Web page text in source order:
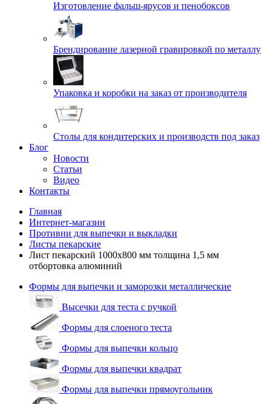
Изготовление фальш-ярусов и пенобоксов
Брендирование лазерной гравировкой по металлу
Упаковка и коробки на заказ от производителя
Cтолы для кондитерских и производств под заказ
Блог
Новости
Статьи
Видео
Контакты
Главная
Интернет-магазин
Противни для выпечки и выкладки
Листы пекарские
Лист пекарский 1000х800 мм толщина 1,5 мм
отбортовка алюминий
Формы для выпечки и заморозки металлические
Высечки для теста с ручкой
Формы для слоеного теста
Формы для выпечки кольцо
Формы для выпечки квадрат
Формы для выпечки прямоугольник